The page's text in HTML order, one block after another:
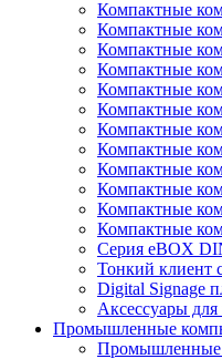
Компактные
Компактные
Компактные
Компактные
Компактные
Компактные
Компактные
Компактные
Компактные
Компактные
Компактные
Компактные
Серия eBOX
Тонкий клиент
Digital Signage
Аксессуары
Промышленные
Промышленные